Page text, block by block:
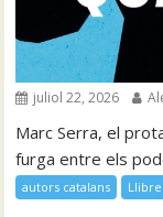
juliol 22, 2026
Marc Serra, el
furga entre els
autors catalans